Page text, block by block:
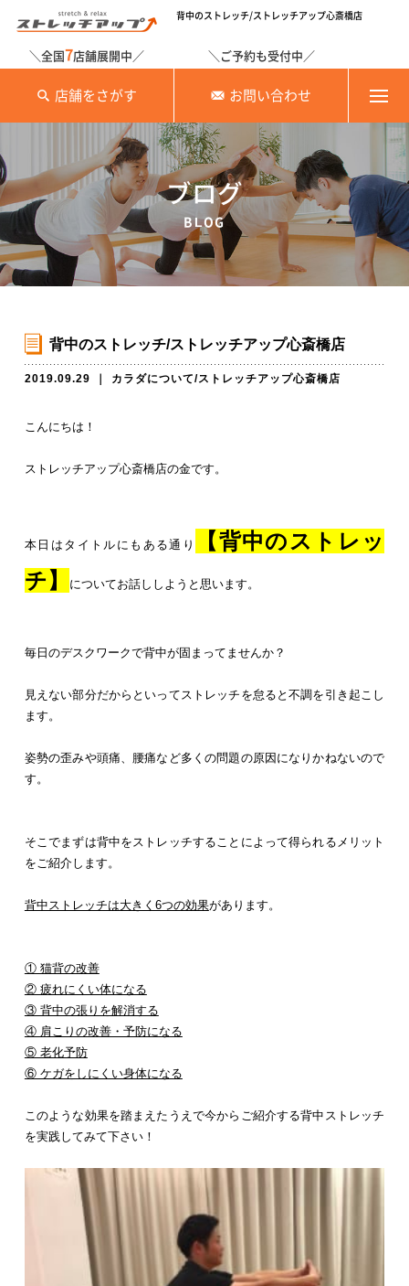
背中のストレッチ/ストレッチアップ心斎橋店
＼全国7店舗展開中／
店舗をさがす
＼ご予約も受付中／
お問い合わせ
ブログ
BLOG
背中のストレッチ/ストレッチアップ心斎橋店
2019.09.29 カラダについて/ストレッチアップ心斎橋店
こんにちは！
ストレッチアップ心斎橋店の金です。
本日はタイトルにもある通り
【背中のストレッ
チ】
についてお話ししようと思います。
毎日のデスクワークで背中が固まってませんか？
見えない部分だからといってストレッチを怠ると不調を引き起こし
ます。
姿勢の歪みや頭痛、腰痛など多くの問題の原因になりかねないので
す。
そこでまずは背中をストレッチすることによって得られるメリット
をご紹介します。
背中ストレッチは大きく6つの効果があります。
① 猫背の改善
② 疲れにくい体になる
③ 背中の張りを解消する
④ 肩こりの改善・予防になる
⑤ 老化予防
⑥ ケガをしにくい身体になる
このような効果を踏まえたうえで今からご紹介する背中ストレッチ
を実践してみて下さい！